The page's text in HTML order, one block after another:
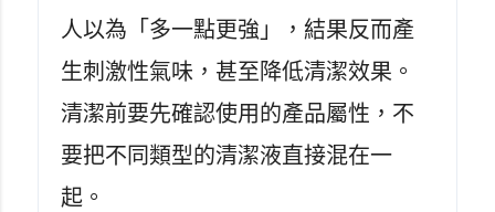
人以為「多一點更強」，結果反而產
生刺激性氣味，甚至降低清潔效果。
清潔前要先確認使用的產品屬性，不
要把不同類型的清潔液直接混在一
起。